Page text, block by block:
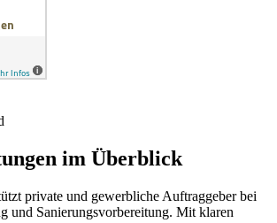
im Überblick
private und gewerbliche Auftraggeber bei
und Sanierungsvorbereitung. Mit klaren